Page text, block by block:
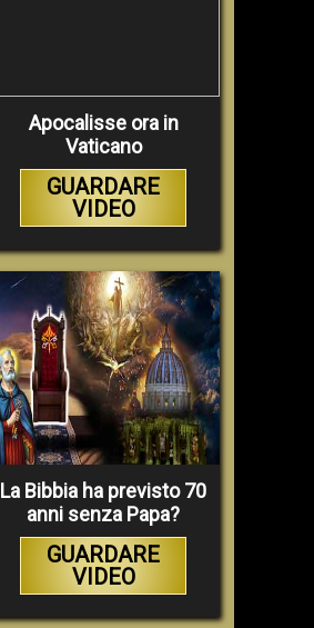
Apocalisse ora in
Vaticano
GUARDARE
VIDEO
La Bibbia ha previsto 70
anni senza Papa?
GUARDARE
VIDEO